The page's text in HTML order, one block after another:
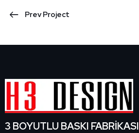
Prev Project
3 BOYUTLU BASKI FABRİKASI